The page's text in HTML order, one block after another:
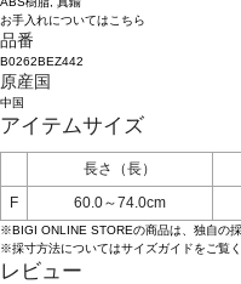
お手入れについてはこちら
品番
B0262BEZ442
原産国
中国
アイテムサイズ
長さ（長）
F
60.0～74.0cm
※BIGI ONLINE STOREの商品は、独自の
※採寸方法についてはサイズガイドをご覧
レビュー